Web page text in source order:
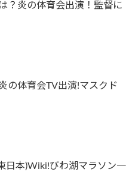
？炎の体育会出演！監督に
の体育会TV出演!マスクド
日本)Wiki!びわ湖マラソン一